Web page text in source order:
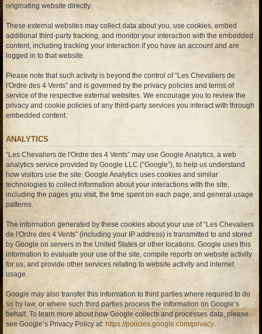
originating website directly.
These external websites may collect data about you, use cookies, embed
additional third-party tracking, and monitor your interaction with the embedded
content, including tracking your interaction if you have an account and are
logged in to that website.
Please note that such activity is beyond the control of “Les Chevaliers de
l'Ordre des 4 Vents” and is governed by the privacy policies and terms of
service of the respective external websites. We encourage you to review the
privacy and cookie policies of any third-party services you interact with through
embedded content.
ANALYTICS
“Les Chevaliers de l'Ordre des 4 Vents” may use Google Analytics, a web
analytics service provided by Google LLC (“Google”), to help us understand
how visitors use the site. Google Analytics uses cookies and similar
technologies to collect information about your interactions with the site,
including the pages you visit, the time spent on each page, and general usage
patterns.
The information generated by these cookies about your use of “Les Chevaliers
de l'Ordre des 4 Vents” (including your IP address) is transmitted to and stored
by Google on servers in the United States or other locations. Google uses this
information to evaluate your use of the site, compile reports on website activity
for us, and provide other services relating to website activity and internet
usage.
Google may also transfer this information to third parties where required to do
so by law, or where such third parties process the information on Google’s
behalf. To learn more about how Google collects and processes data, please
see Google’s Privacy Policy at: https://policies.google.com/privacy.